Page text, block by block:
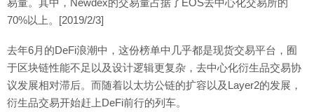
易量。其中，Newdex的交易量占据了EOS去中心化交易所的
70%以上。[2019/2/3]
去年6月的DeFi浪潮中，这份榜单中几乎都是现货交易平台，囿
于区块链性能不足以及设计逻辑更复杂，去中心化衍生品交易协
议发展相对滞后。而随着以太坊公链的扩容以及Layer2的发展，
衍生品交易开始赶上DeFi前行的列车。